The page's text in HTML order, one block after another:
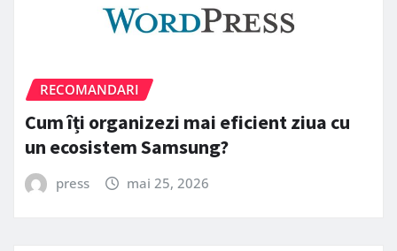
RECOMANDARI
Cum îți organizezi mai eficient ziua cu
un ecosistem Samsung?
press mai 25, 2026